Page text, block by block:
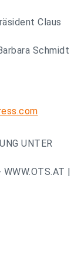
Claus
Schmidt
UNTER
WWW.OTS.AT |